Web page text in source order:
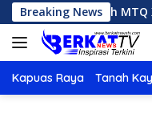
Langsung
ke
konten
Breaking News
Rumah MTQ XXXV
Kapuas Raya Tanah